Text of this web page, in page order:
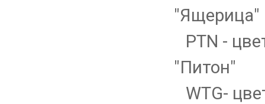
"Ящерица"
PTN -
"Питон"
WTG-